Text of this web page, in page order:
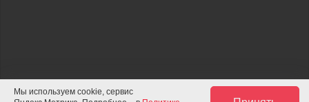
Мы используем cookie, сервис